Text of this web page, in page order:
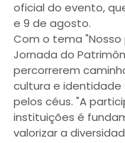
oficial do evento,
e 9 de agosto.
Com o tema
Jornada do
percorrerem
cultura e identidade
pelos céus. "A
instituições é
valorizar a